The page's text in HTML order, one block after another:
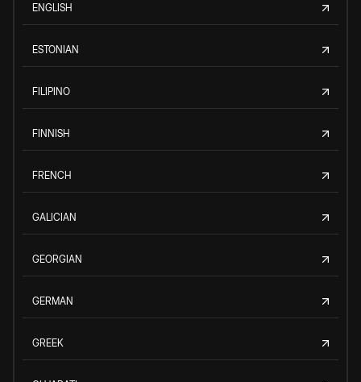
ENGLISH
ESTONIAN
FILIPINO
FINNISH
FRENCH
GALICIAN
GEORGIAN
GERMAN
GREEK